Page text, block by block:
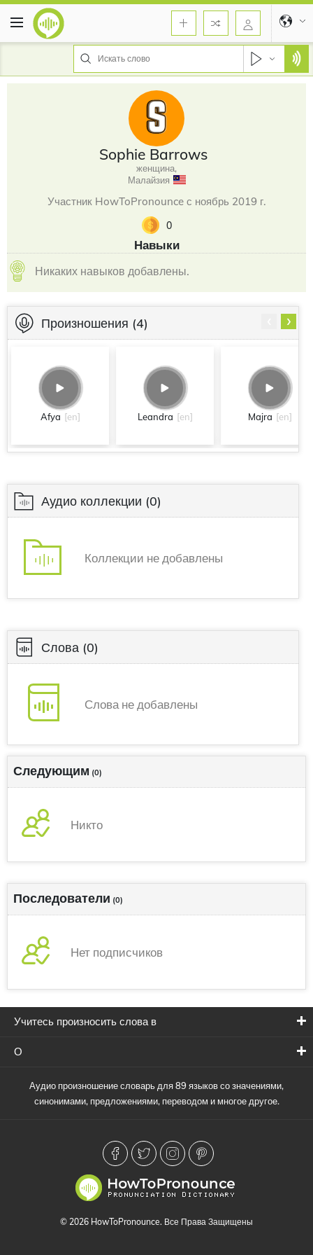
Sophie Barrows
женщина,
Малайзия
Участник HowToPronounce с ноябрь 2019 г.
0
Навыки
Никаких навыков добавлены.
Произношения (4)
Afya [en] Leandra [en] Majra [en]
›
Аудио коллекции (0)
Коллекции не добавлены
Слова (0)
Слова не добавлены
Следующим (0)
Никто
Последователи (0)
Нет подписчиков
Учитесь произносить слова в
О
Аудио произношение словарь для 89 языков со значениями,
синонимами, предложениями, переводом и многое другое.
© 2026 HowToPronounce. Все Права Защищены